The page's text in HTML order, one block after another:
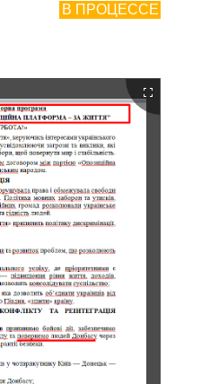
В ПРОЦЕССЕ